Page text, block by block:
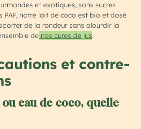
et exotiques, sans sucres
PAF, notre lait de coco est bio et dosé
de la rondeur sans alourdir la
de nos cures de jus.
et contre-
eau de coco, quelle